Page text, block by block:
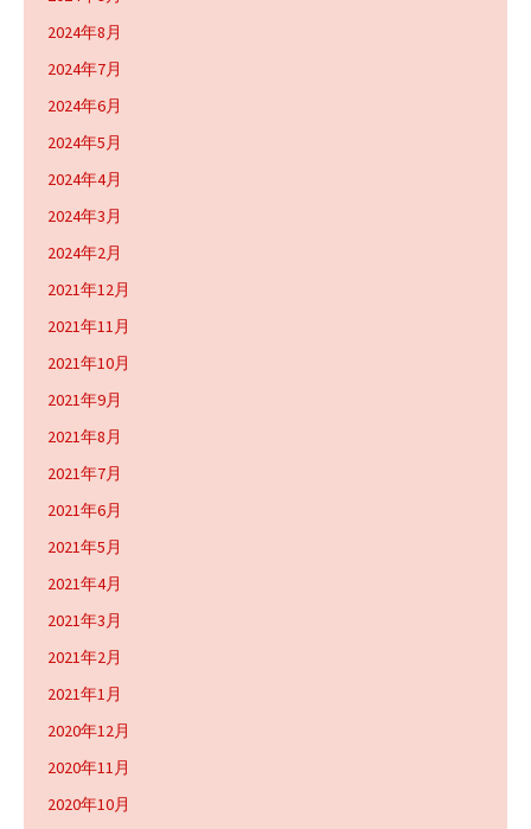
2024年8月
2024年7月
2024年6月
2024年5月
2024年4月
2024年3月
2024年2月
2021年12月
2021年11月
2021年10月
2021年9月
2021年8月
2021年7月
2021年6月
2021年5月
2021年4月
2021年3月
2021年2月
2021年1月
2020年12月
2020年11月
2020年10月